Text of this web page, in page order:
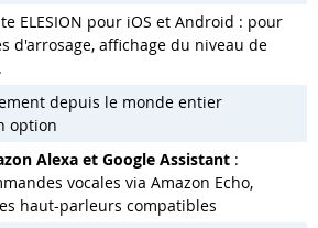
ELESION pour iOS et Android : pour
d'arrosage, affichage du niveau de
depuis le monde entier
option
Alexa et Google Assistant :
vocales via Amazon Echo,
haut-parleurs compatibles